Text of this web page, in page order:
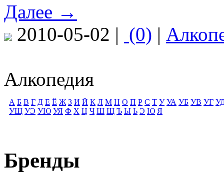
Далее →
2010-05-02 | (0) |
Алкопедия
А Б В Г Д Е Ё Ж З И Й К Л М Н О П Р С Т У УА УБ УВ УГ
УЩ УЭ УЮ УЯ Ф Х Ц Ч Ш Щ Ъ Ы Ь Э Ю Я
Бренды